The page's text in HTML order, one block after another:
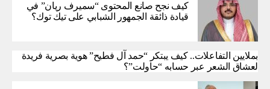
كيف نجح صانع المحتوى “سميرف ريان” في
قيادة ذائقة الجمهور الشبابي على تيك توك؟
بملايين التفاعلات.. كيف يبتكر “حمد آل فطيح” هوية بصرية فريدة
لعشاق الشعر عبر حسابه “حاولت”؟